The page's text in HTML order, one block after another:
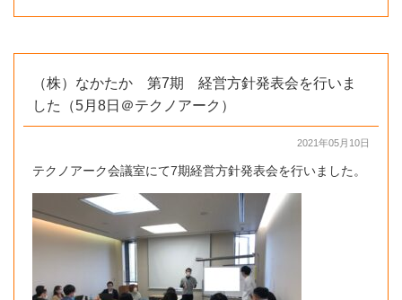
（株）なかたか 第7期 経営方針発表会を行いま
した（5月8日＠テクノアーク）
2021年05月10日
テクノアーク会議室にて7期経営方針発表会を行いました。